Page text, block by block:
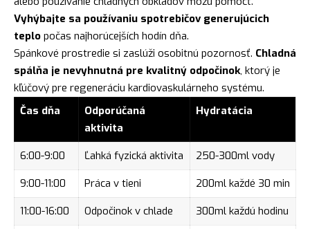
Vyhýbajte sa používaniu spotrebičov generujúcich
teplo počas najhorúcejších hodín dňa.
Spánkové prostredie si zaslúži osobitnú pozornosť. Chladná
spálňa je nevyhnutná pre kvalitný odpočinok, ktorý je
kľúčový pre regeneráciu kardiovaskulárneho systému.
Čas dňa
Odporúčaná
aktivita
Hydratácia
6:00-9:00 Ľahká fyzická aktivita
250-300ml vody
9:00-11:00
Práca v tieni
200ml každé 30 min
11:00-16:00
Odpočinok v chlade
300ml každú hodinu